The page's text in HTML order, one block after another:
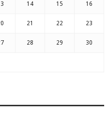
14 15 16
21 22 23
28 29 30